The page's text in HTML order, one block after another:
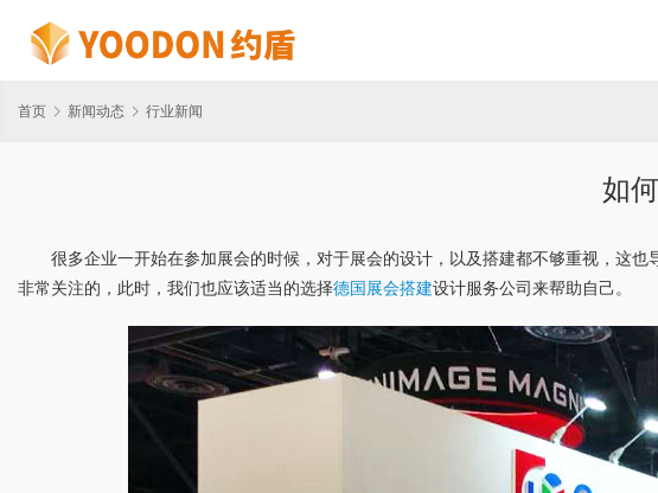
首页 新闻动态 行业新闻
如
很多企业一开始在参加展会的时候，对于展会的设计，以及搭建都不够重视，这
非常关注的，此时，我们也应该适当的选择德国展会搭建设计服务公司来帮助自己。